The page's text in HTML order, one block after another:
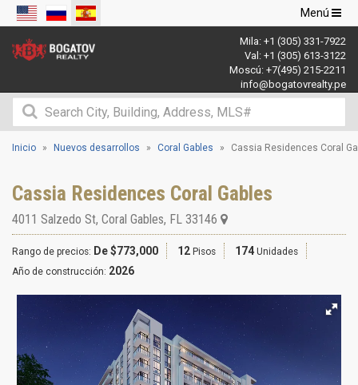
Navegación
de
palanca
Menú
Mila: +1 (305) 331-7922
Val: +1 (305) 613-3122
Moscú: +7(495) 215-2211
info@bogatovrealty.pe
Inicio Nuevos desarrollos Coral Gables Cassia Residences Coral
Cassia Residences Coral Gables
4011 Salzedo St, Coral Gables, FL 33146
Rango de precios: De $773,000 12 Pisos 174 Unidades
Año de construcción: 2026